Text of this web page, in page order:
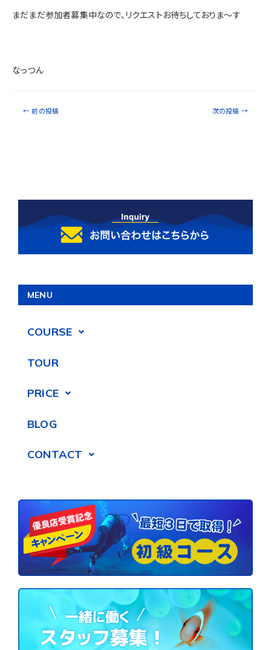
まだまだ参加者募集中なので、リクエストお待ちしておりま～す
なっつん
← 前の投稿 次の投稿 →
MENU
COURSE
TOUR
PRICE
BLOG
CONTACT